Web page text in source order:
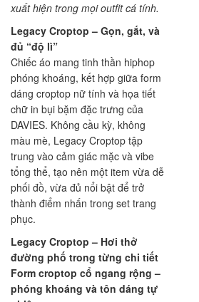
xuất hiện trong mọi outfit cá tính.
Legacy Croptop – Gọn, gắt, và
đủ “độ lì”
Chiếc áo mang tinh thần hiphop
phóng khoáng, kết hợp giữa form
dáng croptop nữ tính và họa tiết
chữ in bụi bặm đặc trưng của
DAVIES. Không cầu kỳ, không
màu mè, Legacy Croptop tập
trung vào cảm giác mặc và vibe
tổng thể, tạo nên một item vừa dễ
phối đồ, vừa đủ nổi bật để trở
thành điểm nhấn trong set trang
phục.
Legacy Croptop – Hơi thở
đường phố trong từng chi tiết
Form croptop cổ ngang rộng –
phóng khoáng và tôn dáng tự